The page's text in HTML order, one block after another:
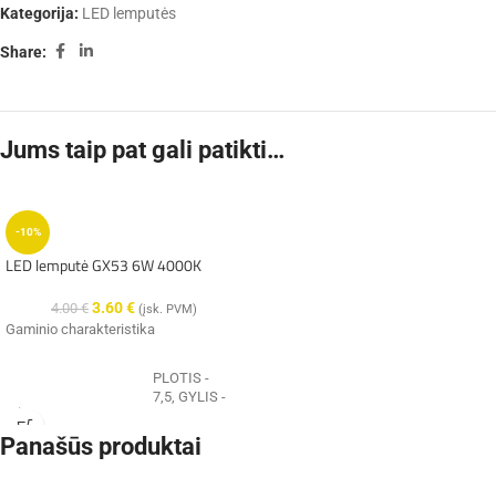
Kategorija: LED lemputės
Share:
Jums taip pat gali patikti…
-10%
LED lemputė GX53 6W 4000K
4.00€ 3.60€ (įsk. PVM)
Gaminio charakteristika
PLOTIS -
7,5, GYLIS -
AUKŠTIS -
2,9 cm
Panašūs produktai